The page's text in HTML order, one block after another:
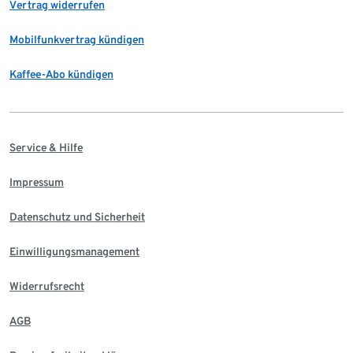
Vertrag widerrufen
Mobilfunkvertrag kündigen
Kaffee-Abo kündigen
Service & Hilfe
Impressum
Datenschutz und Sicherheit
Einwilligungsmanagement
Widerrufsrecht
AGB